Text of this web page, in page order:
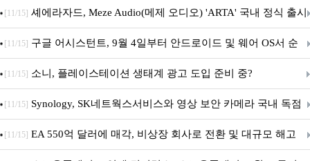
지 담은 ‘헤리티지 에디션 컬렉션’ 공개
[11/15] 셰에라자드, Meze Audio(메제 오디오) 'ARTA' 국내 정식 출시
[11/15] 구글 어시스턴트, 9월 4일부터 안드로이드 및 웨어 OS서 순
차 서비스 종료
[11/15] 소니, 플레이스테이션 생태계 광고 도입 준비 중?
[11/15] Synology, SK네트웍스서비스와 영상 보안 카메라 국내 독점
판매 파트너십 체결
[11/15] EA 550억 달러에 매각, 비상장 회사로 전환 및 대규모 해고